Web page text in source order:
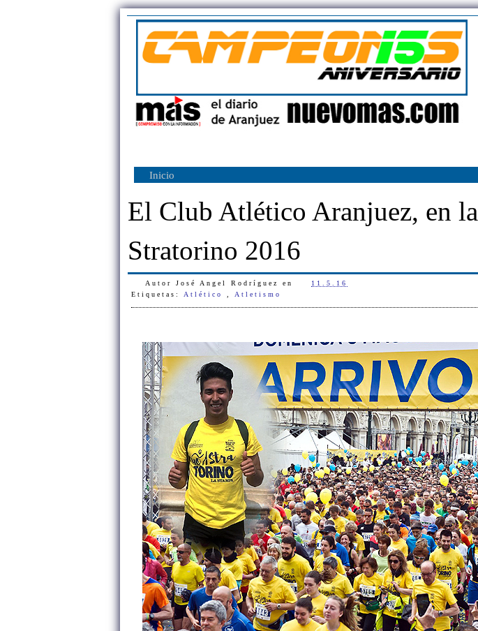
Inicio
El Club Atlético Aranjuez, en la
Stratorino 2016
Autor José Angel Rodríguez en 11.5.16
Etiquetas: Atlético Atletismo